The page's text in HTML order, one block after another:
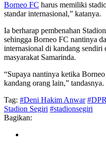
Borneo FC harus memiliki
standar internasional,” katanya.
Ia berharap pembenahan
sehingga Borneo FC nantinya
internasional di kandang sendiri
masyarakat Samarinda.
“Supaya nantinya ketika
kandang orang lain,”
Tag: #Deni Hakim Anwar
Stadion Segiri #stadionsegiri
Bagikan: